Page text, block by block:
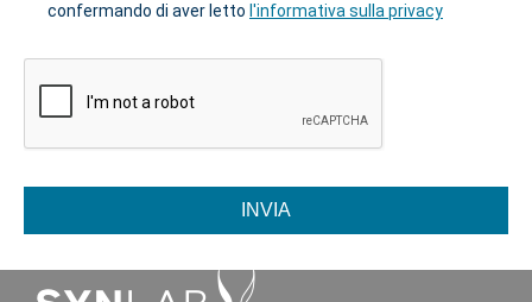
confermando di aver letto l'informativa sulla privacy
INVIA